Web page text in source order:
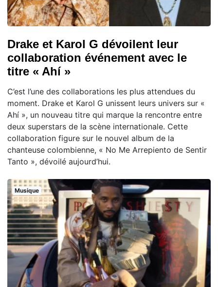
Drake et Karol G dévoilent leur
collaboration événement avec le
titre « Ahí »
C’est l’une des collaborations les plus attendues du
moment. Drake et Karol G unissent leurs univers sur «
Ahí », un nouveau titre qui marque la rencontre entre
deux superstars de la scène internationale. Cette
collaboration figure sur le nouvel album de la
chanteuse colombienne, « No Me Arrepiento de Sentir
Tanto », dévoilé aujourd’hui.
Musique